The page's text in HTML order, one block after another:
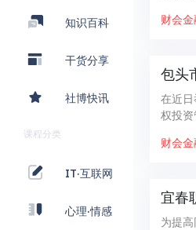
知识百科
干货分享
社博快讯
课程分类
IT·互联网
心理·情感
财会金
包头
在近
权投
财会金
宜春
为提